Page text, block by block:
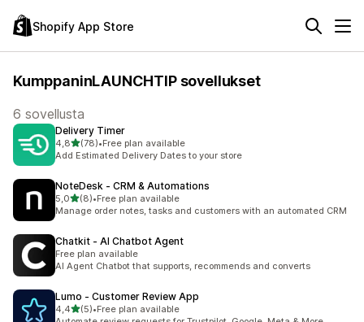
Shopify App Store
KumppaninLAUNCHTIP sovellukset
6 sovellusta
Delivery Timer
4,8/ 5 tähteä
(78)
78 arvostelua yhteensä
•Free plan available
Add Estimated Delivery Dates to your store
NoteDesk ‑ CRM & Automations
5,0/ 5 tähteä
(8)
8 arvostelua yhteensä
•Free plan available
Manage order notes, tasks and customers with an automated CRM
Chatkit ‑ AI Chatbot Agent
Free plan available
AI Agent Chatbot that supports, recommends and converts
Lumo ‑ Customer Review App
4,4/ 5 tähteä
(5)
5 arvostelua yhteensä
•Free plan available